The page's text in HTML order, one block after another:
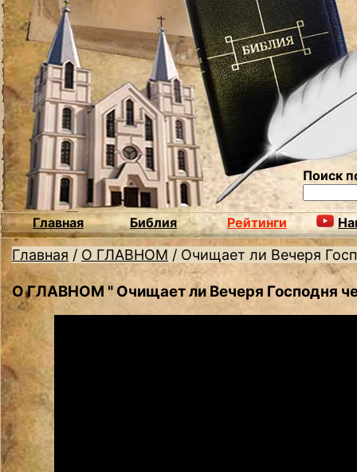
Поиск
Главная Библия Рейтинги
Главная / О ГЛАВНОМ / Очищает ли Вечеря
О ГЛАВНОМ " Очищает ли Вечеря Господня